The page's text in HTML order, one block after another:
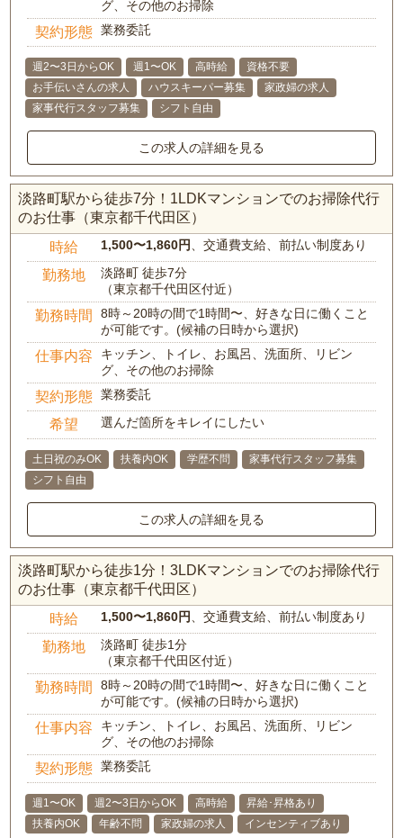
グ、その他のお掃除
契約形態 業務委託
週2〜3日からOK 週1〜OK 高時給
資格不要
お手伝いさんの求人
ハウスキーパー募集
家政婦の求人
家事代行スタッフ募集
シフト自由
この求人の詳細を見る
淡路町駅から徒歩7分！1LDKマンションでのお掃除代行
のお仕事（東京都千代田区）
時給 1,500〜1,860円、交通費支給、前払い制度あり
勤務地
淡路町 徒歩7分
（東京都千代田区付近）
勤務時間
8時～20時の間で1時間〜、好きな日に働くこと
が可能です。(候補の日時から選択)
仕事内容
キッチン、トイレ、お風呂、洗面所、リビン
グ、その他のお掃除
契約形態 業務委託
希望 選んだ箇所をキレイにしたい
土日祝のみOK 扶養内OK 学歴不問
家事代行スタッフ募集
シフト自由
この求人の詳細を見る
淡路町駅から徒歩1分！3LDKマンションでのお掃除代行
のお仕事（東京都千代田区）
時給 1,500〜1,860円、交通費支給、前払い制度あり
勤務地
淡路町 徒歩1分
（東京都千代田区付近）
勤務時間
8時～20時の間で1時間〜、好きな日に働くこと
が可能です。(候補の日時から選択)
仕事内容
キッチン、トイレ、お風呂、洗面所、リビン
グ、その他のお掃除
契約形態 業務委託
週1〜OK 週2〜3日からOK 高時給
昇給･昇格あり
扶養内OK
年齢不問 家政婦の求人 インセンティブあり